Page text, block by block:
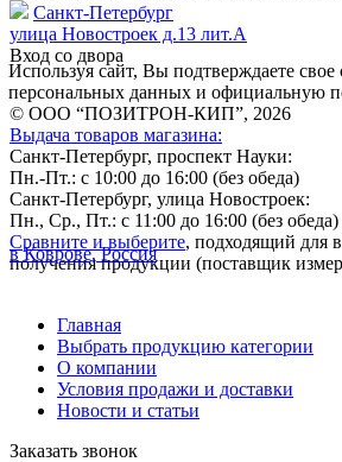
Санкт-Петербург
улица Новостроек д.13 лит.А
Вход со двора
Используя сайт, Вы подтверждаете свое
персональных данных и официальную
© ООО “ПОЗИТРОН-КИП”, 2026
Выдача товаров магазина:
Санкт-Петербург, проспект Науки:
Пн.-Пт.: с 10:00 до 16:00 (без обеда)
Санкт-Петербург, улица Новостроек:
Пн., Ср., Пт.: с 11:00 до 16:00 (без обеда)
Сравните и выберите, подходящий для
получения продукции (поставщик
в Коврове, Россия
Главная
Выбрать продукцию категории
О компании
Условия продажи и доставки
Новости и статьи
Заказать звонок